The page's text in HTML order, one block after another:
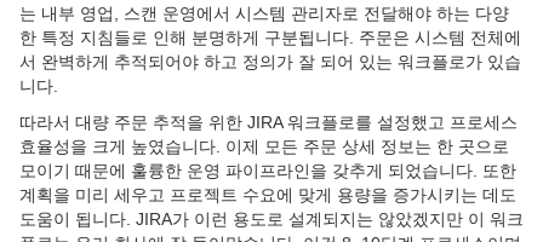
는 내부 영업, 스캔 운영에서 시스템 관리자로 전달해야 하는 다양
한 특정 지침들로 인해 분명하게 구분됩니다. 주문은 시스템 전체에
서 완벽하게 추적되어야 하고 정의가 잘 되어 있는 워크플로가 있습
니다.
따라서 대량 주문 추적을 위한 JIRA 워크플로를 설정했고 프로세스
효율성을 크게 높였습니다. 이제 모든 주문 상세 정보는 한 곳으로
모이기 때문에 훌륭한 운영 파이프라인을 갖추게 되었습니다. 또한
계획을 미리 세우고 프로젝트 수요에 맞게 용량을 증가시키는 데도
도움이 됩니다. JIRA가 이런 용도로 설계되지는 않았겠지만 이 워크